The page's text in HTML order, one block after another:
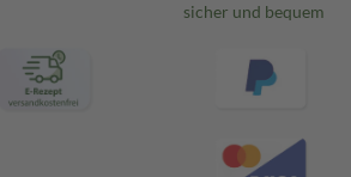
sicher und bequem